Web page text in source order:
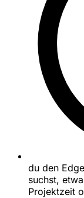
du den
suchst,
Projektzeit